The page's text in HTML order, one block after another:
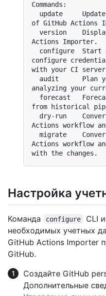
Commands:
of GitHub Actions
Actions Importer.
configure
with your CI
analyzing your
from historical
Actions workflow
Actions workflow
Настройка
Команда configure
CLI
необходимых учетных
GitHub Actions Importer
GitHub.
Создайте GitHub
Дополнительные